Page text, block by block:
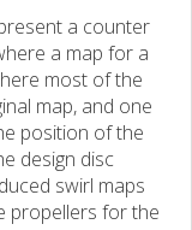
a counter
a map for a
most of the
map, and one
position of the
design disc
swirl maps
propellers for the